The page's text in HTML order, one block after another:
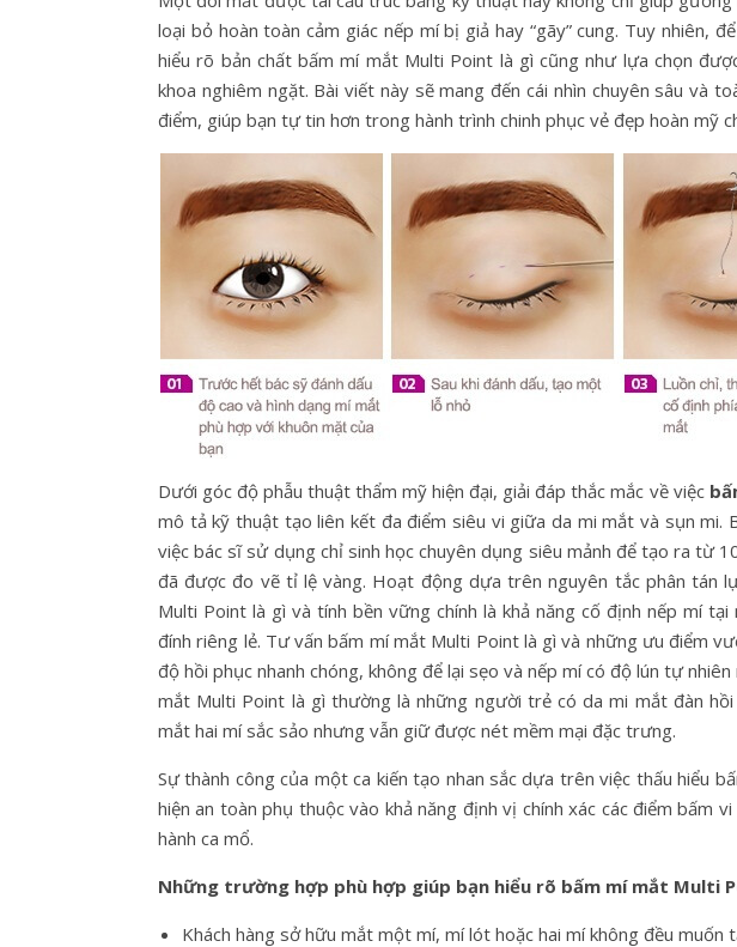
loại bỏ hoàn toàn cảm giác nếp mí bị giả hay “gãy” cung. Tuy nhiên,
hiểu rõ bản chất bấm mí mắt Multi Point là gì cũng như lựa chọn
khoa nghiêm ngặt. Bài viết này sẽ mang đến cái nhìn chuyên sâu và
điểm, giúp bạn tự tin hơn trong hành trình chinh phục vẻ đẹp hoàn mỹ
Dưới góc độ phẫu thuật thẩm mỹ hiện đại, giải đáp thắc mắc về việc
mô tả kỹ thuật tạo liên kết đa điểm siêu vi giữa da mi mắt và sụn mi.
việc bác sĩ sử dụng chỉ sinh học chuyên dụng siêu mảnh để tạo ra từ
đã được đo vẽ tỉ lệ vàng. Hoạt động dựa trên nguyên tắc phân tán
Multi Point là gì và tính bền vững chính là khả năng cố định nếp mí
đính riêng lẻ. Tư vấn bấm mí mắt Multi Point là gì và những ưu điểm
độ hồi phục nhanh chóng, không để lại sẹo và nếp mí có độ lún tự
mắt Multi Point là gì thường là những người trẻ có da mi mắt đàn
mắt hai mí sắc sảo nhưng vẫn giữ được nét mềm mại đặc trưng.
Sự thành công của một ca kiến tạo nhan sắc dựa trên việc thấu hiểu
hiện an toàn phụ thuộc vào khả năng định vị chính xác các điểm bấm
hành ca mổ.
Những trường hợp phù hợp giúp bạn hiểu rõ bấm mí mắt Multi
Khách hàng sở hữu mắt một mí, mí lót hoặc hai mí không đều muốn